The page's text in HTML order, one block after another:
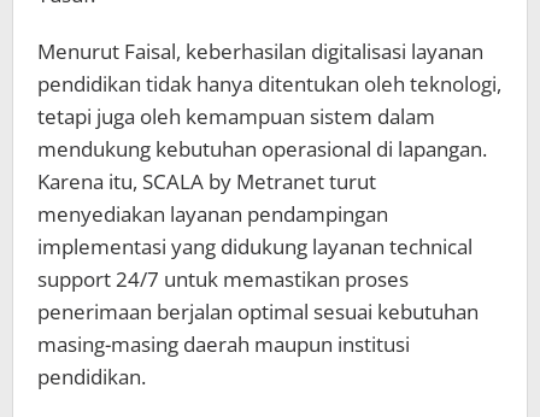
Menurut Faisal, keberhasilan digitalisasi layanan
pendidikan tidak hanya ditentukan oleh teknologi,
tetapi juga oleh kemampuan sistem dalam
mendukung kebutuhan operasional di lapangan.
Karena itu, SCALA by Metranet turut
menyediakan layanan pendampingan
implementasi yang didukung layanan technical
support 24/7 untuk memastikan proses
penerimaan berjalan optimal sesuai kebutuhan
masing-masing daerah maupun institusi
pendidikan.